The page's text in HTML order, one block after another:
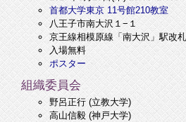
首都大学東京 11号館210教室
八王子市南大沢１−１
京王線相模原線「南大沢」駅改
入場無料
ポスター
組織委員会
野呂正行 (立教大学)
高山信毅 (神戸大学)